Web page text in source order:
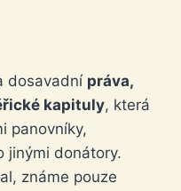
dosavadní práva,
kapituly, která
panovníky,
jinými donátory.
známe pouze